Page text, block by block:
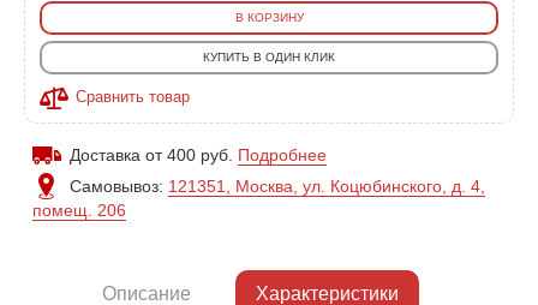
В КОРЗИНУ
КУПИТЬ В ОДИН КЛИК
Сравнить товар
Доставка от 400 руб. Подробнее
Самовывоз: 121351, Москва, ул. Коцюбинского, д. 4,
помещ. 206
Описание Характеристики